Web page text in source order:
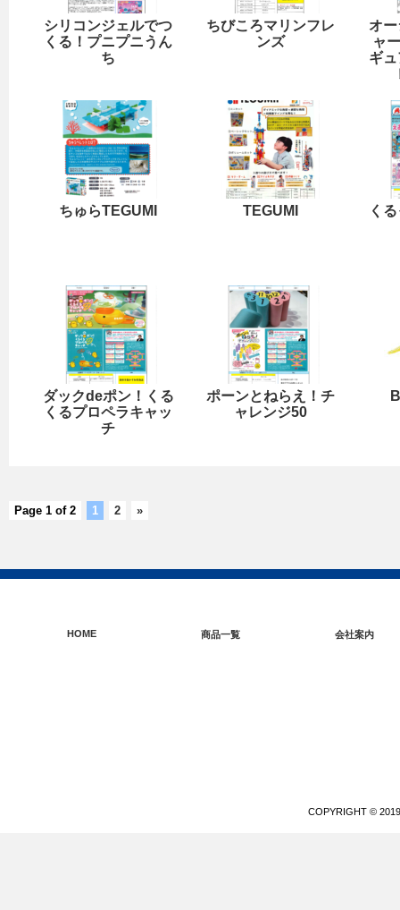
シリコンジェルでつ
くる！プニプニうん
ち
ちびころマリンフレ
ンズ
オ
ャ
ギ
ちゅらTEGUMI TEGUMI く
ダックdeポン！くる
くるプロペラキャッ
チ
ポーンとねらえ！チ
ャレンジ50
Page 1 of 2 1 2 »
HOME 商品一覧 会社案内
COPYRIGHT ©